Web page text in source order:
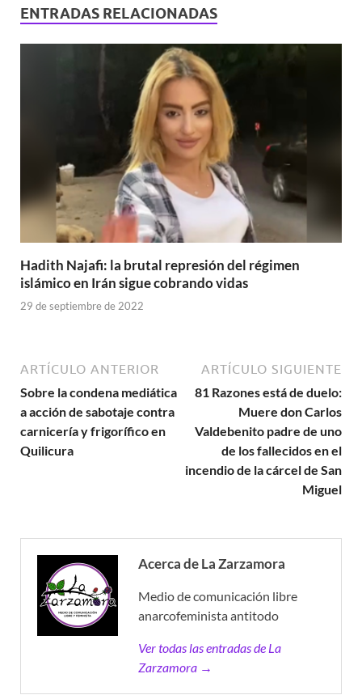
ENTRADAS RELACIONADAS
Hadith Najafi: la brutal represión del régimen
islámico en Irán sigue cobrando vidas
29 de septiembre de 2022
ARTÍCULO ANTERIOR
Sobre la condena mediática
a acción de sabotaje contra
carnicería y frigorífico en
Quilicura
ARTÍCULO SIGUIENTE
81 Razones está de duelo:
Muere don Carlos
Valdebenito padre de uno
de los fallecidos en el
incendio de la cárcel de San
Miguel
Acerca de La Zarzamora
Medio de comunicación libre
anarcofeminista antitodo
Ver todas las entradas de La
Zarzamora →